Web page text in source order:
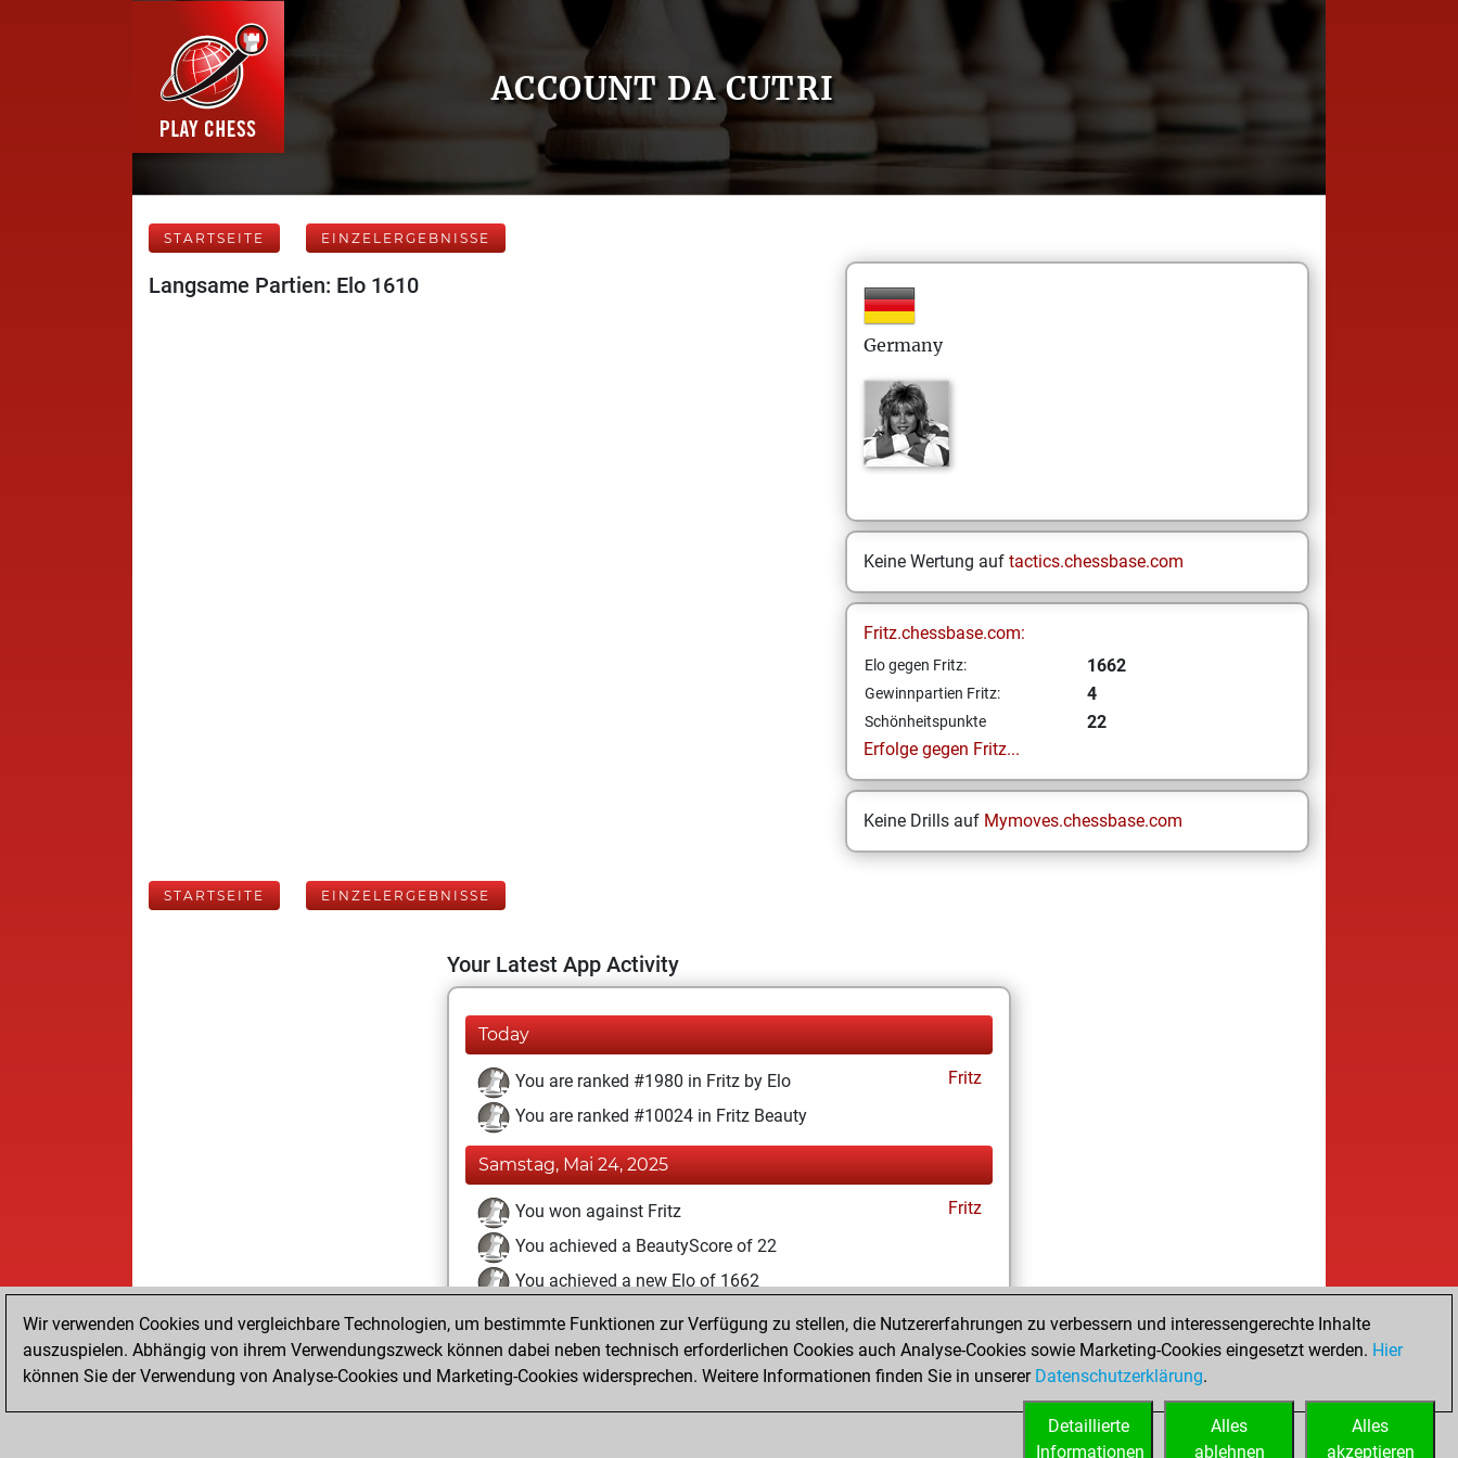
ACCOUNT DA CUTRI
STARTSEITE EINZELERGEBNISSE
Langsame Partien: Elo 1610
Germany
Keine Wertung auf tactics.chessbase.com
Fritz.chessbase.com:
Elo gegen Fritz: 1662
Gewinnpartien Fritz: 4
Schönheitspunkte
22
Erfolge gegen Fritz...
Keine Drills auf Mymoves.chessbase.com
STARTSEITE EINZELERGEBNISSE
Your Latest App Activity
Today
You are ranked #1980 in Fritz by Elo
Fritz
You are ranked #10024 in Fritz Beauty
Samstag, Mai 24, 2025
You won against Fritz
Fritz
You achieved a BeautyScore of 22
You achieved a new Elo of 1662
Sonntag, Mai 18, 2025
You created your Fritz account Fritz
Wir verwenden Cookies und vergleichbare Technologien, um bestimmte Funktionen zur Verfügung zu stellen, die Nutzererfahrungen zu verbessern und interessengerechte Inhalte
auszuspielen. Abhängig von ihrem Verwendungszweck können dabei neben technisch erforderlichen Cookies auch Analyse-Cookies sowie Marketing-Cookies eingesetzt werden. Hier
können Sie der Verwendung von Analyse-Cookies und Marketing-Cookies widersprechen. Weitere Informationen finden Sie in unserer Datenschutzerklärung.
Alles
akzeptieren
Alles
ablehnen
Detaillierte
Informationen